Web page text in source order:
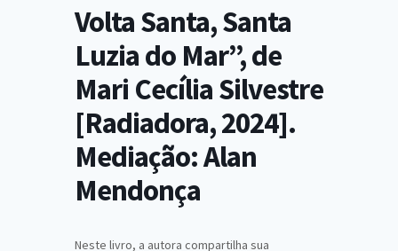
Volta Santa, Santa
Luzia do Mar”, de
Mari Cecília Silvestre
[Radiadora, 2024].
Mediação: Alan
Mendonça
Neste livro, a autora compartilha sua